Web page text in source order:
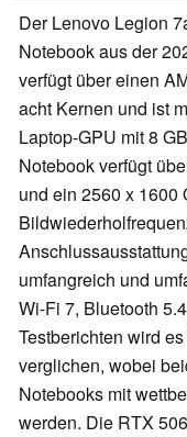
Der Lenovo Legion
Notebook aus der
verfügt über einen
acht Kernen und ist
Laptop-GPU mit 8
Notebook verfügt
und ein 2560 x 1600
umfangreich und
Wi-Fi 7, Bluetooth
Testberichten wird
verglichen, wobei
Notebooks mit
werden. Die RTX